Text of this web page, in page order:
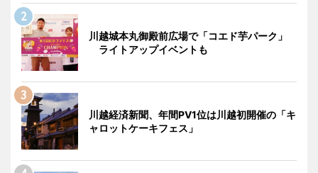
川越城本丸御殿前広場で「コエド芋パーク」
ライトアップイベントも
川越経済新聞、年間PV1位は川越初開催の「キ
ャロットケーキフェス」